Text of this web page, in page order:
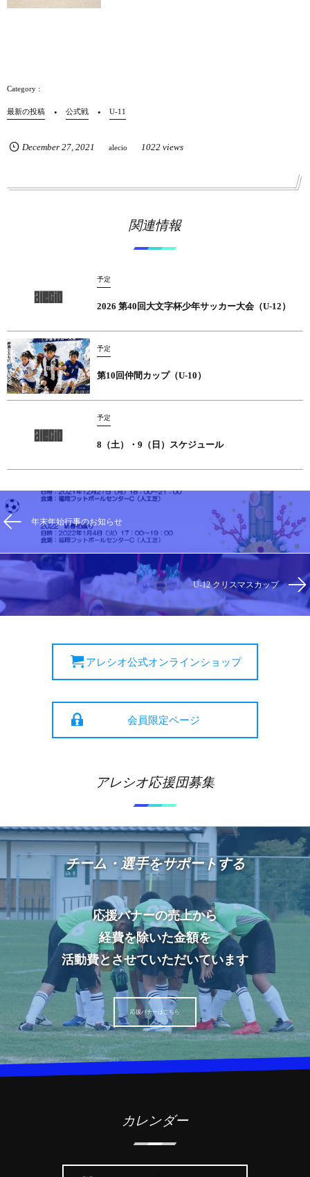
最新の投稿 公式戦 U-11
December 27, 2021 alecio 1022 views
関連情報
予定
2026 第40回大文字杯少年サッカー大会（U-12）
予定
第10回仲間カップ（U-10）
予定
8（土）・9（日）スケジュール
年末年始行事のお知らせ
U-12 クリスマスカップ
アレシオ公式オンラインショップ
会員限定ページ
アレシオ応援団募集
チーム・選手をサポートする
応援バナーの売上から
経費を除いた金額を
活動費とさせていただいています
応援バナーはこちら
カレンダー